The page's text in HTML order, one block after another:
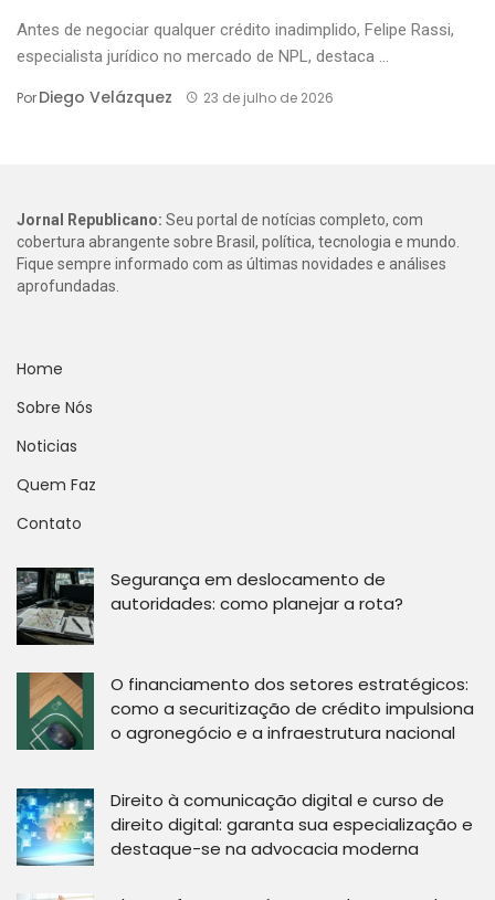
Antes de negociar qualquer crédito inadimplido, Felipe Rassi,
especialista jurídico no mercado de NPL, destaca ...
PorDiego Velázquez 23 de julho de 2026
Jornal Republicano: Seu portal de notícias completo, com
cobertura abrangente sobre Brasil, política, tecnologia e mundo.
Fique sempre informado com as últimas novidades e análises
aprofundadas.
Home
Sobre Nós
Noticias
Quem Faz
Contato
Segurança em deslocamento de
autoridades: como planejar a rota?
O financiamento dos setores estratégicos:
como a securitização de crédito impulsiona
o agronegócio e a infraestrutura nacional
Direito à comunicação digital e curso de
direito digital: garanta sua especialização e
destaque-se na advocacia moderna